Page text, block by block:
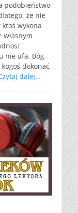
podobieństwo
że nie
wykona
nie ufa. Bóg
dokonać
dalej…